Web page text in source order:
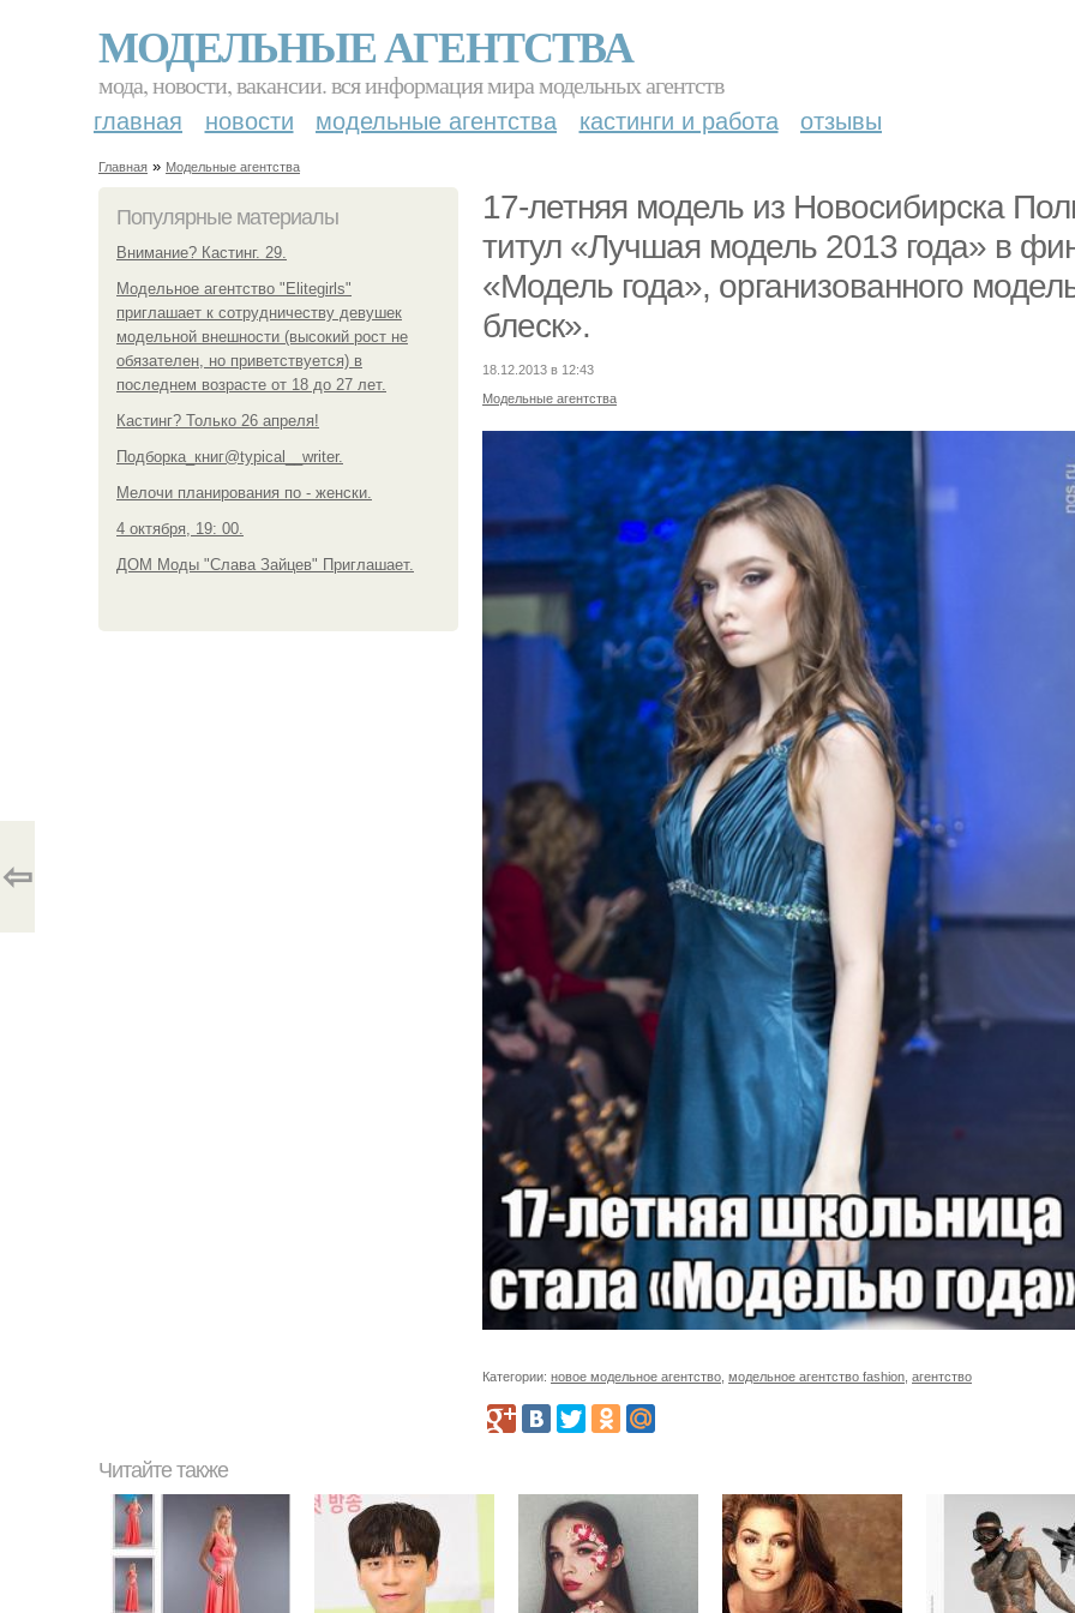
МОДЕЛЬНЫЕ АГЕНТСТВА
мода, новости, вакансии. вся информация мира модельных агентств
главная новости модельные агентства кастинги и работа отзывы
Главная » Модельные агентства
Популярные материалы
Внимание? Кастинг. 29.
Модельное агентство "Elitegirls"
приглашает к сотрудничеству девушек
модельной внешности (высокий рост не
обязателен, но приветствуется) в
последнем возрасте от 18 до 27 лет.
Кастинг? Только 26 апреля!
Подборка_книг@typical__writer.
Мелочи планирования по - женски.
4 октября, 19: 00.
ДОМ Моды "Слава Зайцев" Приглашает.
17-летняя модель из Новосибирска
титул «Лучшая модель 2013 года» в
«Модель года», организованного
блеск».
18.12.2013 в 12:43
Модельные агентства
Категории: новое модельное агентство модельное агентство fashion агентство
⇦
Читайте также